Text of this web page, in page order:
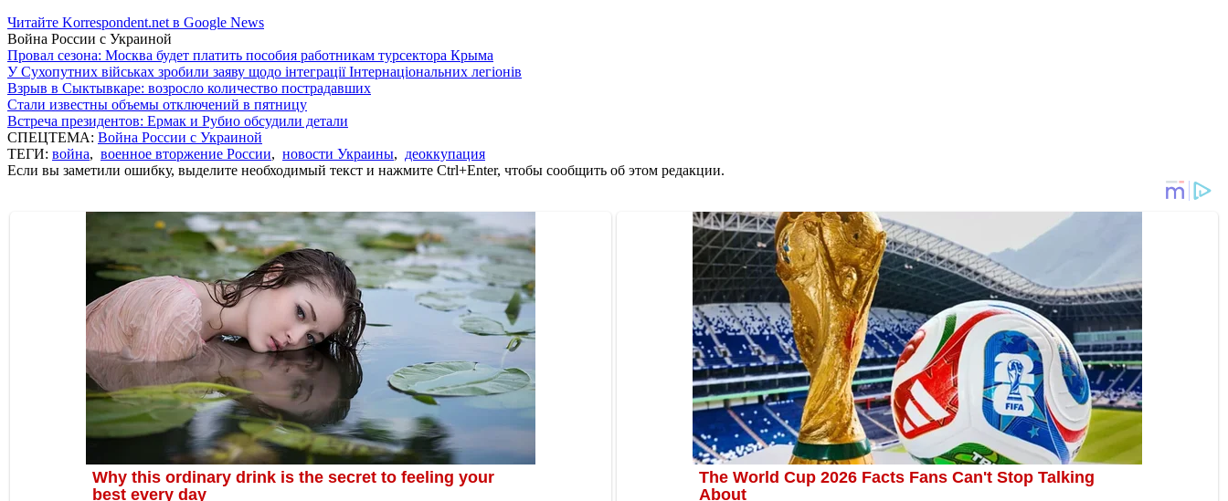
Читайте Korrespondent.net в Google News
Война России с Украиной
Провал сезона: Москва будет платить пособия работникам турсектора Крыма
У Сухопутних військах зробили заяву щодо інтеграції Інтернаціональних легіонів
Взрыв в Сыктывкаре: возросло количество пострадавших
Стали известны объемы отключений в пятницу
Встреча президентов: Ермак и Рубио обсудили детали
СПЕЦТЕМА: Война России с Украиной
ТЕГИ: война, военное вторжение России, новости Украины, деоккупация
Если вы заметили ошибку, выделите необходимый текст и нажмите Ctrl+Enter, чтобы сообщить об этом редакции.